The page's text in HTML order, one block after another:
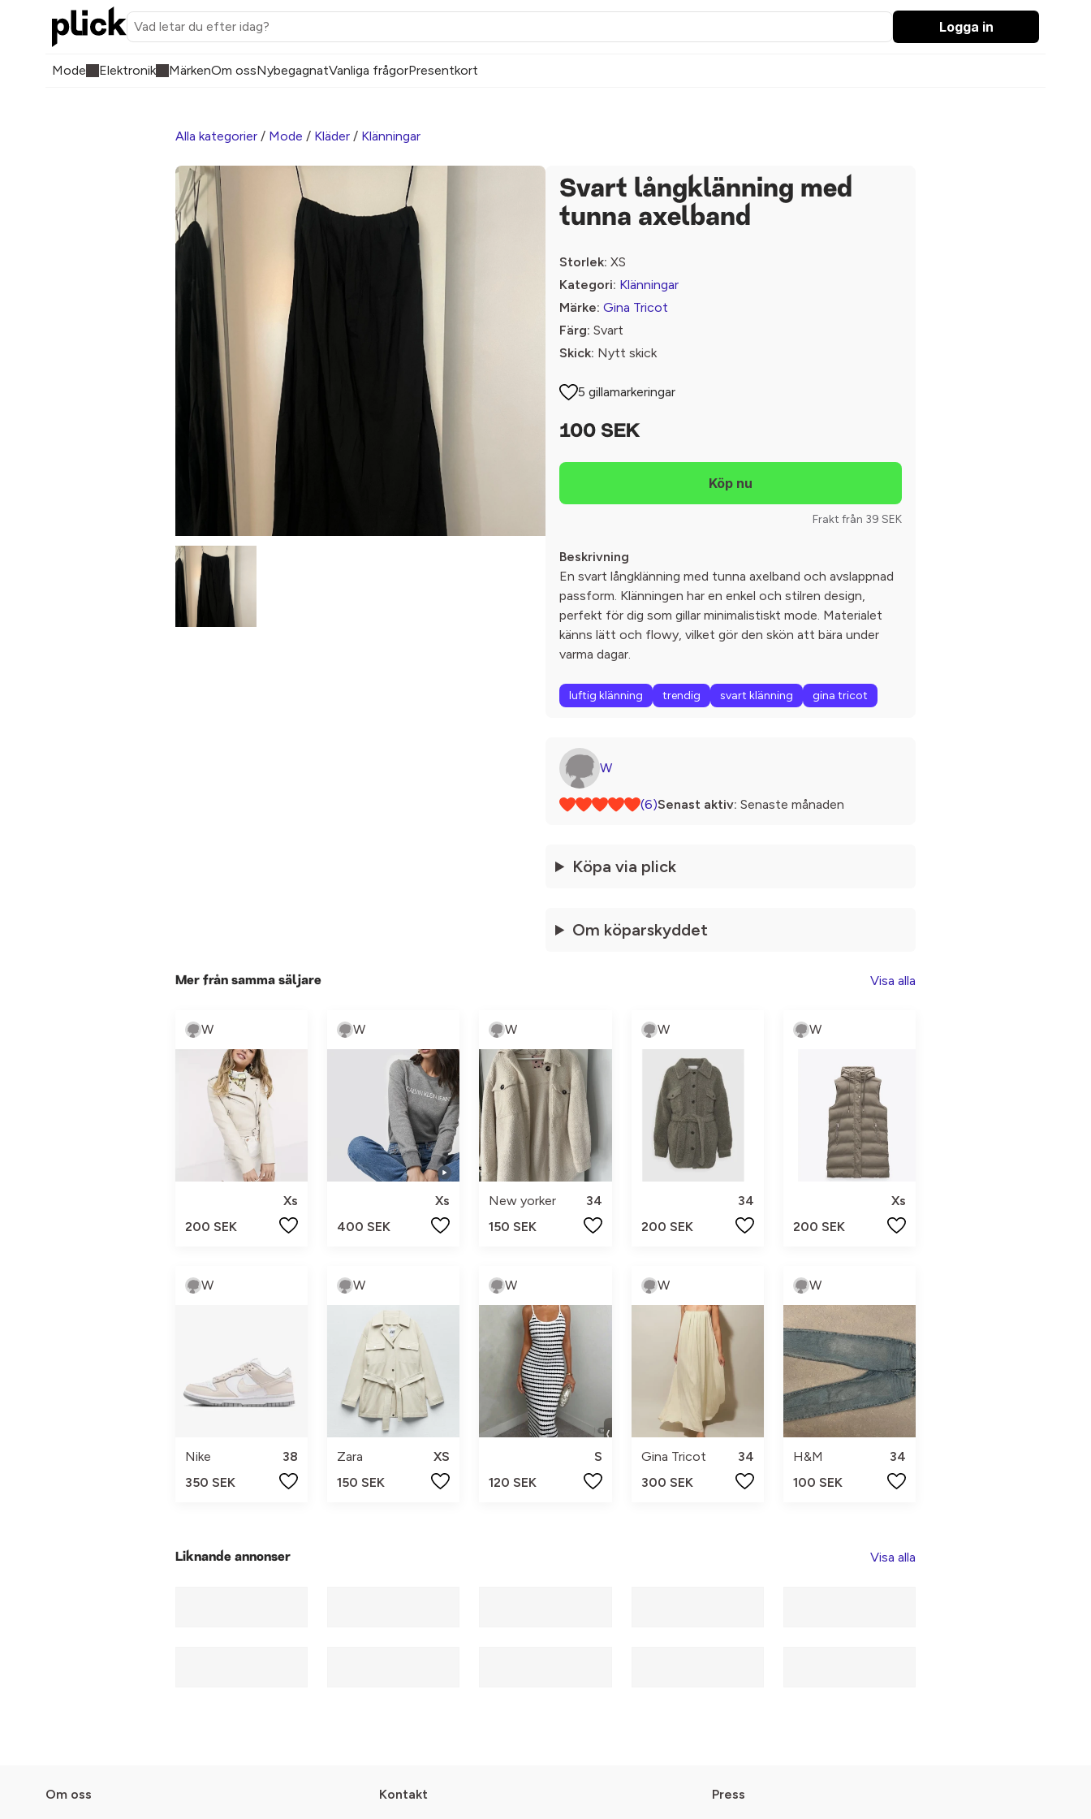
Logga in
Mode Elektronik MärkenOm ossNybegagnatVanliga frågorPresentkort
Alla kategorier / Mode / Kläder / Klänningar
Svart långklänning med
tunna axelband
Storlek: XS
Kategori: Klänningar
Märke: Gina Tricot
Färg: Svart
Skick: Nytt skick
5 gillamarkeringar
100 SEK
Frakt från 39 SEK
Beskrivning
En svart långklänning med tunna axelband och avslappnad
passform. Klänningen har en enkel och stilren design,
perfekt för dig som gillar minimalistiskt mode. Materialet
känns lätt och flowy, vilket gör den skön att bära under
varma dagar.
luftig klänning trendig svart klänning gina tricot
W
(6)Senast aktiv: Senaste månaden
Köpa via plick
Om köparskyddet
Mer från samma säljare Visa alla
W
Xs
200 SEK
W
Xs
400 SEK
W
New yorker
34
150 SEK
W
34
200 SEK
W
Xs
200 SEK
W
Nike
38
350 SEK
W
Zara
XS
150 SEK
W
S
120 SEK
W
Gina Tricot
34
300 SEK
W
H&M
34
100 SEK
Liknande annonser Visa alla
Om oss Kontakt Press